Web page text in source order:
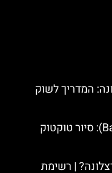
המדריך לשוק
סיור טוקטוק בברצלונה (Barcelona): סיור טוקטוק
| רשימת